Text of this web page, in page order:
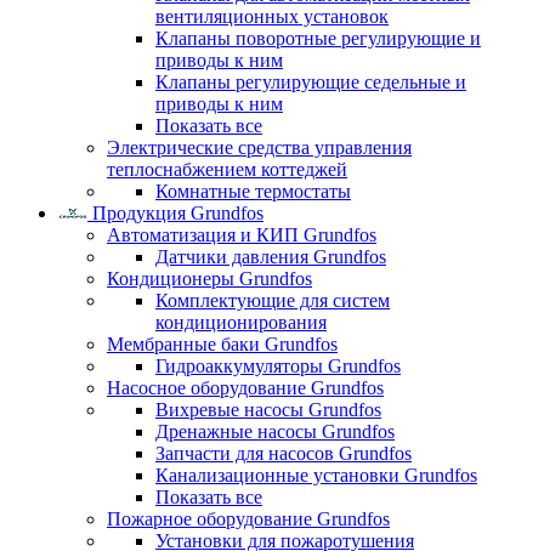
вентиляционных установок
Клапаны поворотные регулирующие и
приводы к ним
Клапаны регулирующие седельные и
приводы к ним
Показать все
Электрические средства управления
теплоснабжением коттеджей
Комнатные термостаты
Продукция Grundfos
Автоматизация и КИП Grundfos
Датчики давления Grundfos
Кондиционеры Grundfos
Комплектующие для систем
кондиционирования
Мембранные баки Grundfos
Гидроаккумуляторы Grundfos
Насосное оборудование Grundfos
Вихревые насосы Grundfos
Дренажные насосы Grundfos
Запчасти для насосов Grundfos
Канализационные установки Grundfos
Показать все
Пожарное оборудование Grundfos
Установки для пожаротушения